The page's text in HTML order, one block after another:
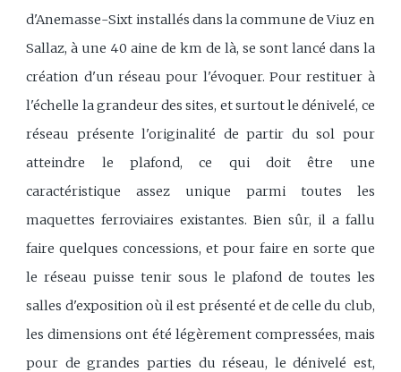
d'Anemasse-Sixt installés dans la commune de Viuz en
Sallaz, à une 40 aine de km de là, se sont lancé dans la
création d'un réseau pour l'évoquer. Pour restituer à
l'échelle la grandeur des sites, et surtout le dénivelé, ce
réseau présente l'originalité de partir du sol pour
atteindre le plafond, ce qui doit être une
caractéristique assez unique parmi toutes les
maquettes ferroviaires existantes. Bien sûr, il a fallu
faire quelques concessions, et pour faire en sorte que
le réseau puisse tenir sous le plafond de toutes les
salles d'exposition où il est présenté et de celle du club,
les dimensions ont été légèrement compressées, mais
pour de grandes parties du réseau, le dénivelé est,